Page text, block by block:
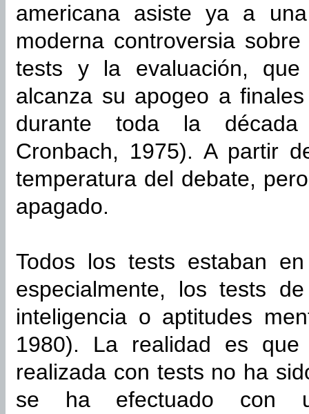
americana asiste ya a
moderna controversia
tests y la evaluación,
alcanza su apogeo a
durante toda la
Cronbach, 1975). A partir
temperatura del debate,
apagado.
Todos los tests estaban
especialmente, los tests
inteligencia o aptitudes
1980). La realidad es que
realizada con tests no ha
se ha efectuado con